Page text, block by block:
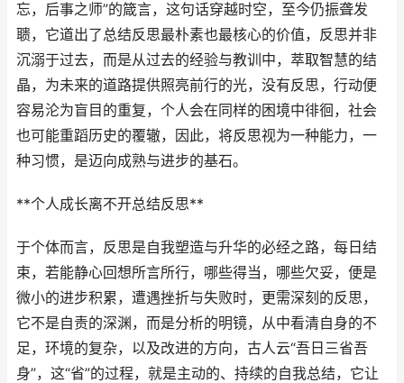
忘，后事之师”的箴言，这句话穿越时空，至今仍振聋发
聩，它道出了总结反思最朴素也最核心的价值，反思并非
沉溺于过去，而是从过去的经验与教训中，萃取智慧的结
晶，为未来的道路提供照亮前行的光，没有反思，行动便
容易沦为盲目的重复，个人会在同样的困境中徘徊，社会
也可能重蹈历史的覆辙，因此，将反思视为一种能力，一
种习惯，是迈向成熟与进步的基石。
**个人成长离不开总结反思**
于个体而言，反思是自我塑造与升华的必经之路，每日结
束，若能静心回想所言所行，哪些得当，哪些欠妥，便是
微小的进步积累，遭遇挫折与失败时，更需深刻的反思，
它不是自责的深渊，而是分析的明镜，从中看清自身的不
足，环境的复杂，以及改进的方向，古人云“吾日三省吾
身”，这“省”的过程，就是主动的、持续的自我总结，它让